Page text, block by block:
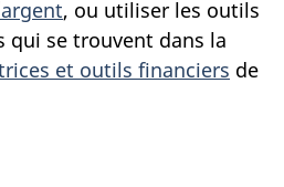
, ou utiliser les outils
qui se trouvent dans la
et outils financiers de